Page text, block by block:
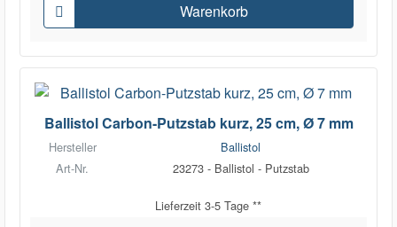
Warenkorb
Ballistol Carbon-Putzstab kurz, 25 cm, Ø 7 mm
Hersteller
Ballistol
Art-Nr.
23273 - Ballistol - Putzstab
Lieferzeit 3-5 Tage **